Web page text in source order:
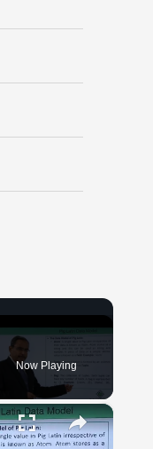
Now Playing
×